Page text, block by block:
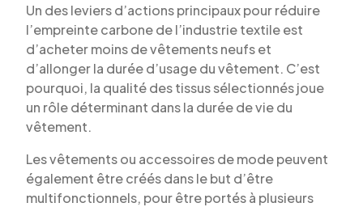
Un des leviers d’actions principaux pour réduire
l’empreinte carbone de l’industrie textile est
d’acheter moins de vêtements neufs et
d’allonger la durée d’usage du vêtement. C’est
pourquoi, la qualité des tissus sélectionnés joue
un rôle déterminant dans la durée de vie du
vêtement.
Les vêtements ou accessoires de mode peuvent
également être créés dans le but d’être
multifonctionnels, pour être portés à plusieurs